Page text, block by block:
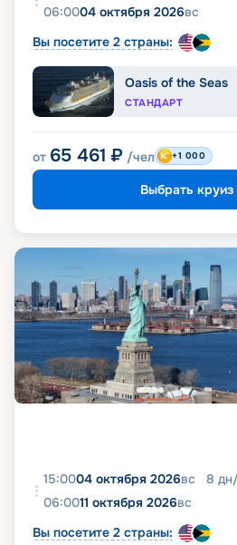
06:0004 октября 2026вс
Вы посетите 2 страны:
Oasis of the Seas
СТАНДАРТ
от 65 461 ₽ /чел +1 000
Выбрать круиз
15:0004 октября 2026вс 8 дн/
06:0011 октября 2026вс
Вы посетите 2 страны: